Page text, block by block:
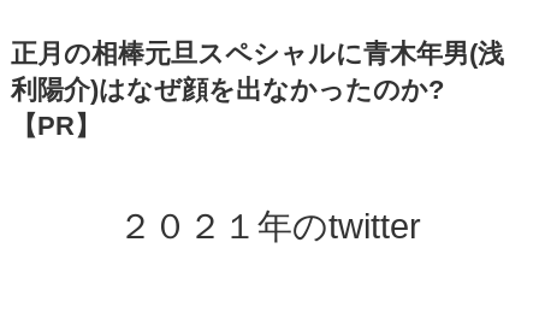
正月の相棒元旦スペシャルに青木年男(浅
利陽介)はなぜ顔を出なかったのか?
【PR】
２０２１年のtwitter